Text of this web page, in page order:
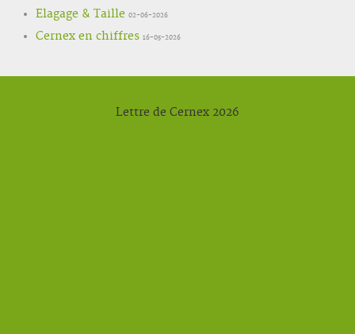
Elagage & Taille 02-06-2026
Cernex en chiffres 16-05-2026
Lettre de Cernex 2026